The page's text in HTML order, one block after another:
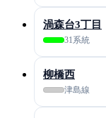
渦森台3丁目
31系統
柳橋西
津島線